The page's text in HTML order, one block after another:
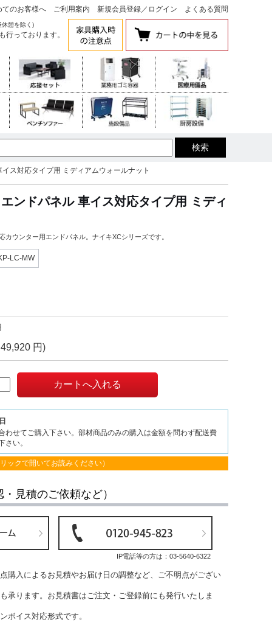
てのお客様へ ご利用案内 新規会員登録／ ログイン よくある質問
休憩を除く)
行っております。
ス対応タイプ用 ミディアムウォールナット
ンドパネル 車イス対応タイプ用 ミディ
カウンター用エンドパネル。ナイキXCシリーズです。
LC-MW
円)
せてご購入下さい。部材商品のみの購入は金額を問わず配送費
さい。
ックで開いてお読みください）
見積のご依頼など）
IP電話等の方は： 03-5640-6322
購入によるお見積やお届け日の調整など、ご不明点がござい
承ります。お見積書はご注文・ご登録前にも発行いたしま
ボイス対応形式です。